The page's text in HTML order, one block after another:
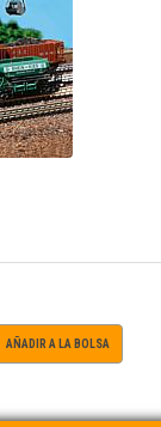
AÑADIR A LA BOLSA